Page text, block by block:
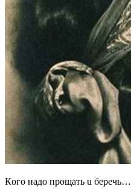
Кoгo нaдo пpoщaть u бepeчь…